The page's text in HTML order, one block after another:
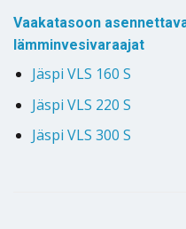
Vaakatasoon
lämminvesivaraajat
Jäspi VLS 160 S
Jäspi VLS 220 S
Jäspi VLS 300 S